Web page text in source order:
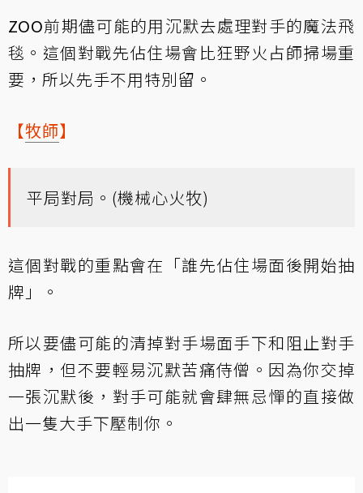
ZOO前期儘可能的用沉默去處理對手的魔法飛
毯。這個對戰先佔住場會比狂野火占師掃場重
要，所以先手不用特別留。
【牧師】
平局對局。(機械心火牧)
這個對戰的重點會在「誰先佔住場面後開始抽
牌」。
所以要儘可能的清掉對手場面手下和阻止對手
抽牌，但不要輕易沉默苦痛侍僧。因為你交掉
一張沉默後，對手可能就會肆無忌憚的直接做
出一隻大手下壓制你。